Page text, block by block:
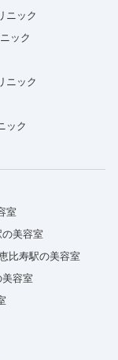
ニック
ック
ニック
ック
室
の美容室
比寿駅の美容室
容室